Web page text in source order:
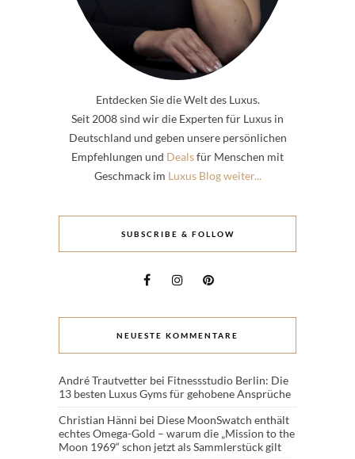
Entdecken Sie die Welt des Luxus.
Seit 2008 sind wir die Experten für Luxus in
Deutschland und geben unsere persönlichen
Empfehlungen und Dealsfür Menschen mit
Geschmack im Luxus Blog weiter...
SUBSCRIBE & FOLLOW
NEUESTE KOMMENTARE
André Trautvetter bei Fitnessstudio Berlin: Die
13 besten Luxus Gyms für gehobene Ansprüche
Christian Hänni bei Diese MoonSwatch enthält
echtes Omega-Gold – warum die „Mission to the
Moon 1969“ schon jetzt als Sammlerstück gilt